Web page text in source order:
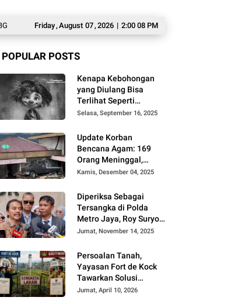
Friday,August 07,2026 | 2:00 09 PM
Pecat 66 Kepala SPPG Inilah Prakiraan Cuaca BMKG Jumat, 7
POPULAR POSTS
Kenapa Kebohongan
yang Diulang Bisa
Terlihat Seperti
Kebenaran, Ini
Selasa, September 16, 2025
Update Korban
Bencana Agam: 169
Orang Meninggal,
Belum Ditemukan 86
Kamis, Desember 04, 2025
Diperiksa Sebagai
Tersangka di Polda
Metro Jaya, Roy Suryo
Cs Tidak Ditahan
Jumat, November 14, 2025
Persoalan Tanah,
Yayasan Fort de Kock
Tawarkan Solusi
Alternatif Kepada
Jumat, April 10, 2026